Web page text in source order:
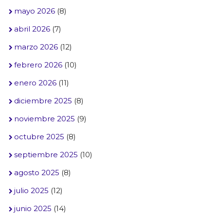
mayo 2026(8)
abril 2026(7)
marzo 2026(12)
febrero 2026(10)
enero 2026(11)
diciembre 2025 (8)
noviembre 2025 (9)
octubre 2025 (8)
septiembre 2025 (10)
agosto 2025 (8)
julio 2025 (12)
junio 2025 (14)